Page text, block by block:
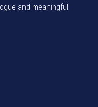
and meaningful